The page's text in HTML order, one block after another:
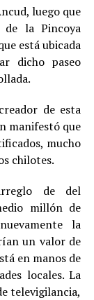
luego que
la Pincoya
está ubicada
dicho paseo
de esta
manifestó que
mucho
chilotes.
de del
millón de
la
un valor de
en manos de
locales. La
televigilancia,